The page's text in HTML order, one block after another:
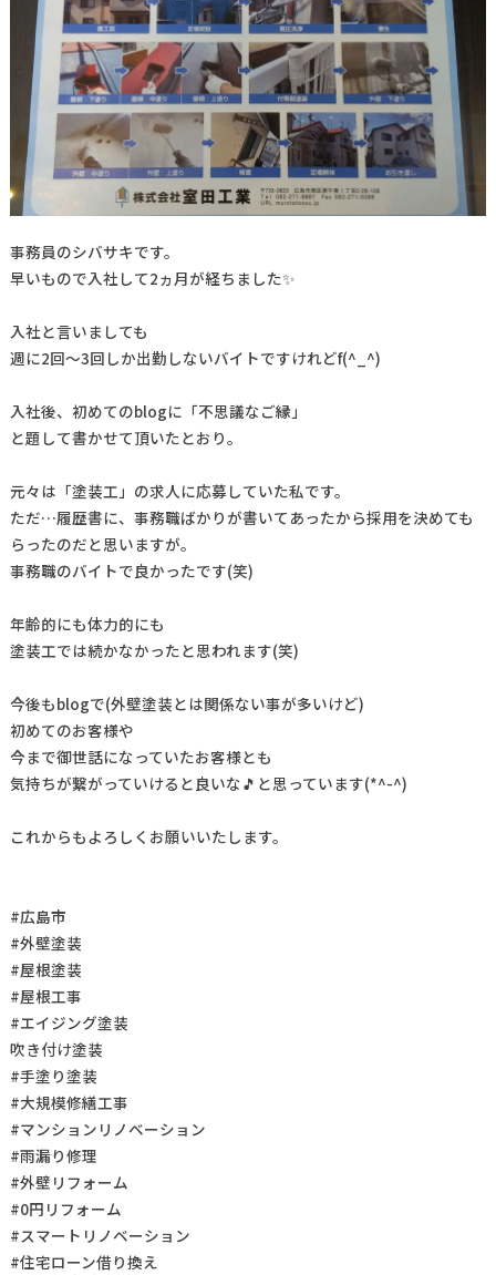
事務員のシバサキです。
早いもので入社して2ヵ月が経ちました✨
入社と言いましても
週に2回～3回しか出勤しないバイトですけれどf(^_^)
入社後、初めてのblogに「不思議なご縁」
と題して書かせて頂いたとおり。
元々は「塗装工」の求人に応募していた私です。
ただ…履歴書に、事務職ばかりが書いてあったから採用を決めても
らったのだと思いますが。
事務職のバイトで良かったです(笑)
年齢的にも体力的にも
塗装工では続かなかったと思われます(笑)
今後もblogで(外壁塗装とは関係ない事が多いけど)
初めてのお客様や
今まで御世話になっていたお客様とも
気持ちが繋がっていけると良いな🎵と思っています(*^-^)
これからもよろしくお願いいたします。
#広島市
#外壁塗装
#屋根塗装
#屋根工事
#エイジング塗装
吹き付け塗装
#手塗り塗装
#大規模修繕工事
#マンションリノベーション
#雨漏り修理
#外壁リフォーム
#0円リフォーム
#スマートリノベーション
#住宅ローン借り換え